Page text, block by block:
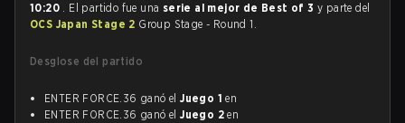
10:20 . El partido fue una serie al mejor de Best of 3y parte del
OCS Japan Stage 2 Group Stage - Round 1.
Desglose del partido
ENTER FORCE.36 ganó elJuego 1 en
ENTER FORCE.36 ganó elJuego 2 en